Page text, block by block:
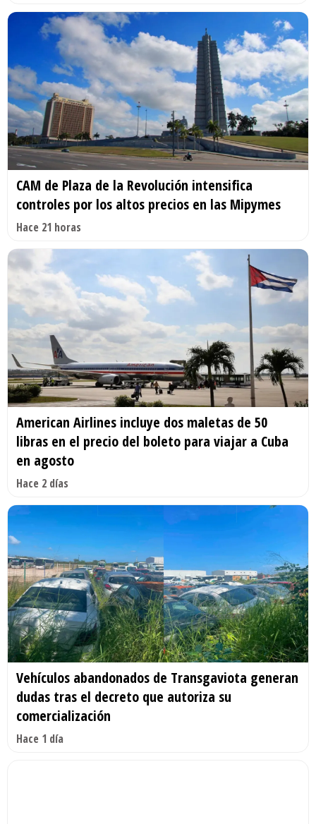
CAM de Plaza de la Revolución intensifica
controles por los altos precios en las Mipymes
Hace 21 horas
American Airlines incluye dos maletas de 50
libras en el precio del boleto para viajar a Cuba
en agosto
Hace 2 días
Vehículos abandonados de Transgaviota generan
dudas tras el decreto que autoriza su
comercialización
Hace 1 día